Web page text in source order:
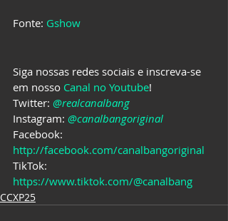
Fonte: Gshow
Siga nossas redes sociais e inscreva-se
em nosso Canal no Youtube!
Twitter: @realcanalbang
Instagram: @canalbangoriginal
http://facebook.com/canalbangoriginal
https://www.tiktok.com/@canalbang
CCXP25